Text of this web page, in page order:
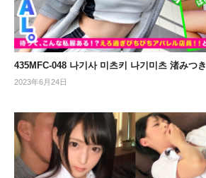
435MFC-048 나기사 미츠키 나기미츠 渚みつき
2023年6月24日